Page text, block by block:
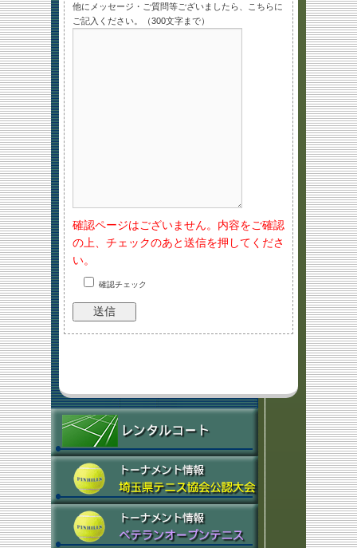
他にメッセージ・ご質問等ございましたら、こちらに
ご記入ください。（300文字まで）
確認ページはございません。内容をご確認
の上、チェックのあと送信を押してくださ
い。
確認チェック